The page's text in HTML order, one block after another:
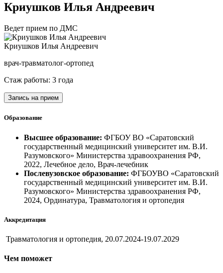
Криушков Илья Андреевич
Ведет прием по ДМС
Криушков Илья Андреевич
врач-травматолог-ортопед
Стаж работы: 3 года
Запись на прием
Образование
Высшее образование: ФГБОУ ВО «Саратовский
государственный медицинский университет им. В.И.
Разумовского» Министерства здравоохранения РФ,
2022, Лечебное дело, Врач-лечебник
Послевузовское образование: ФГБОУВО «Саратовский
государственный медицинский университет им. В.И.
Разумовского» Министерства здравоохранения РФ,
2024, Ординатура, Травматология и ортопедия
Аккредитация
Травматология и ортопедия, 20.07.2024-19.07.2029
Чем поможет